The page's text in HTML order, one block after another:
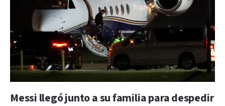
Messi llegó junto a su familia para despedir